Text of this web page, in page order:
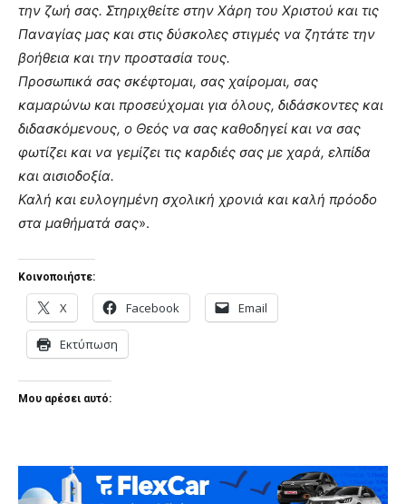
την ζωή σας. Στηριχθείτε στην Χάρη του Χριστού και τις
Παναγίας μας και στις δύσκολες στιγμές να ζητάτε την
βοήθεια και την προστασία τους.
Προσωπικά σας σκέφτομαι, σας χαίρομαι, σας
καμαρώνω και προσεύχομαι για όλους, διδάσκοντες και
διδασκόμενους, ο Θεός να σας καθοδηγεί και να σας
φωτίζει και να γεμίζει τις καρδιές σας με χαρά, ελπίδα
και αισιοδοξία.
Καλή και ευλογημένη σχολική χρονιά και καλή πρόοδο
στα μαθήματά σας».
Κοινοποιήστε:
X Facebook Email
Εκτύπωση
Μου αρέσει αυτό: